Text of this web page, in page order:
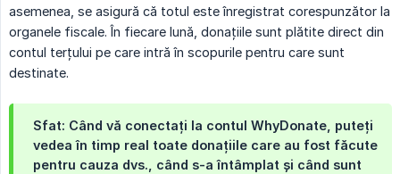
asemenea, se asigură că totul este înregistrat corespunzător la
organele fiscale. În fiecare lună, donațiile sunt plătite direct din
contul terțului pe care intră în scopurile pentru care sunt
destinate.
Sfat: Când vă conectați la contul WhyDonate, puteți
vedea în timp real toate donațiile care au fost făcute
pentru cauza dvs., când s-a întâmplat și când sunt